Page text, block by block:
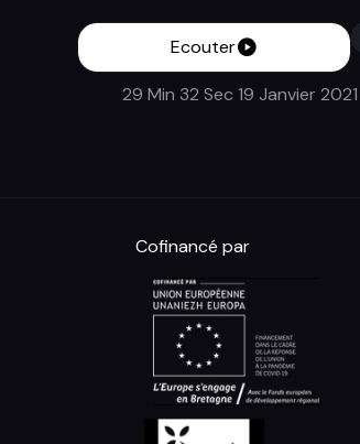
Ecouter
29 Min 32 Sec 19 Janvier 2021
Cofinancé par